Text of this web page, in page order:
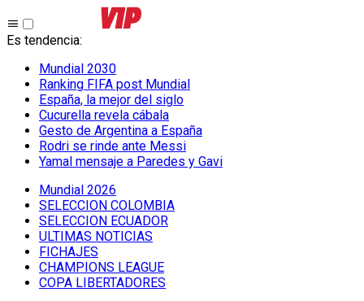
Es tendencia:
Mundial 2030
Ranking FIFA post Mundial
España, la mejor del siglo
Cucurella revela cábala
Gesto de Argentina a España
Rodri se rinde ante Messi
Yamal mensaje a Paredes y Gavi
Mundial 2026
SELECCION COLOMBIA
SELECCION ECUADOR
ULTIMAS NOTICIAS
FICHAJES
CHAMPIONS LEAGUE
COPA LIBERTADORES